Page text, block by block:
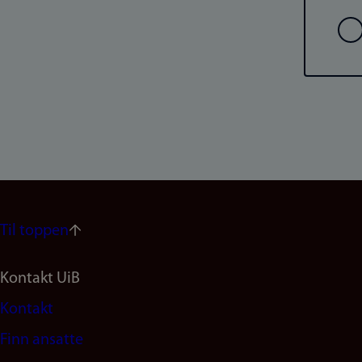
Til toppen
Footer
navigation
Kontakt UiB
Kontakt
Finn ansatte